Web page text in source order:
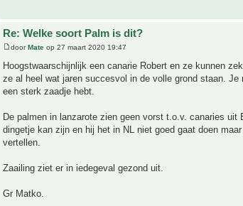
Re: Welke soort Palm is dit?
doorMate op 27 maart 2020 19:47
Hoogstwaarschijnlijk een canarie Robert en ze kunnen
ze al heel wat jaren succesvol in de volle grond staan.
een sterk zaadje hebt.
De palmen in lanzarote zien geen vorst t.o.v. canaries uit
dingetje kan zijn en hij het in NL niet goed gaat doen
vertellen.
Zaailing ziet er in iedegeval gezond uit.
Gr Matko.